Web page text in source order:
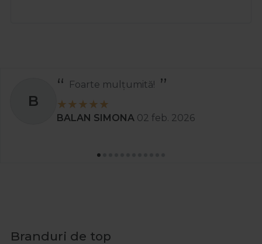
B
Foarte mulțumită!
BALAN SIMONA 02 feb. 2026
Branduri de top